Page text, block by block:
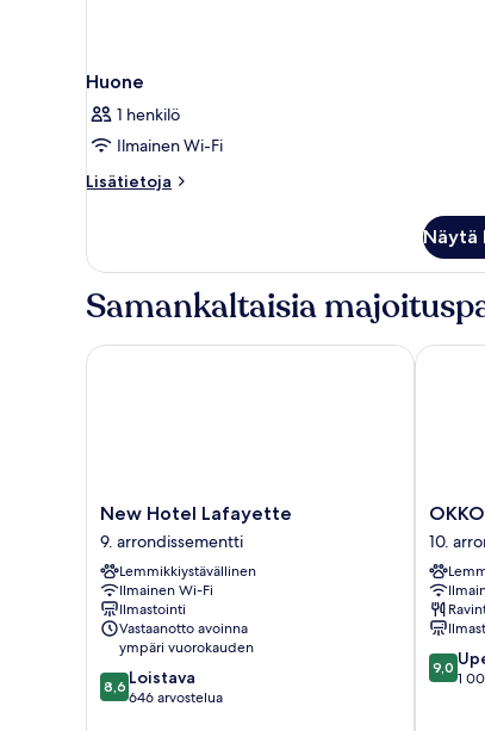
Huone
1 henkilö
Ilmainen Wi-Fi
Lisätietoja
Lisätietoja
Näytä
Samankaltaisia
New
Hotel
Lafayette
9.
arrondissementti
New Hotel Lafayette
9. arrondissementti
Lemmikkiystävällinen
Ilmainen Wi-Fi
Ilmastointi
Vastaanotto avoinna
ympäri vuorokauden
8.6
kautta
8,6 Loistava
646 arvostelua
New Hotel Lafayette
OKKO
Hotels
Paris
Gare
de
l'Est
10.
10.
9.0
kautta
9,0
1
OKKO